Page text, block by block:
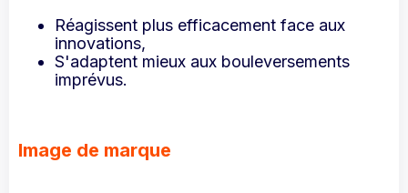
Réagissent plus efficacement face aux
innovations,
S'adaptent mieux aux bouleversements
imprévus.
Image de marque